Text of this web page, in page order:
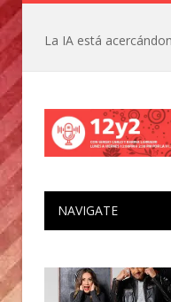
NAVIGATE